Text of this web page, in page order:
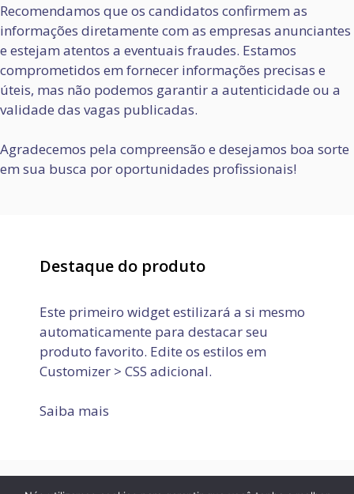
Recomendamos que os candidatos confirmem as
informações diretamente com as empresas anunciantes
e estejam atentos a eventuais fraudes. Estamos
comprometidos em fornecer informações precisas e
úteis, mas não podemos garantir a autenticidade ou a
validade das vagas publicadas.
Agradecemos pela compreensão e desejamos boa sorte
em sua busca por oportunidades profissionais!
Destaque do produto
Este primeiro widget estilizará a si mesmo
automaticamente para destacar seu
produto favorito. Edite os estilos em
Customizer > CSS adicional.
Saiba mais